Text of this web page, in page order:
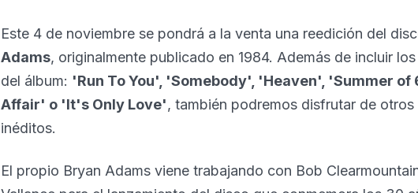
Este 4 de noviembre se pondrá a la venta una reedición del
Adams, originalmente publicado en 1984. Además de incluir
del álbum: 'Run To You', 'Somebody', 'Heaven', 'Summer of
Affair' o 'It's Only Love', también podremos disfrutar de
inéditos.
El propio Bryan Adams viene trabajando con Bob